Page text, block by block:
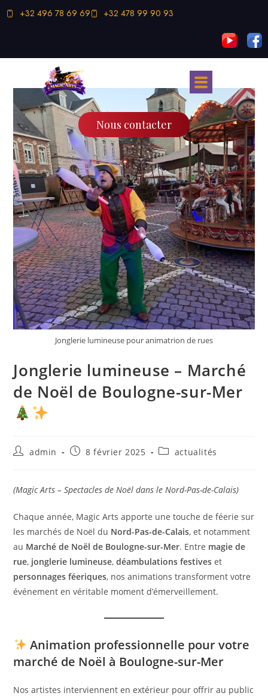
+32 496 78 69 69 +32 478 99 90 93
Nous contacter
Jonglerie lumineuse pour animatrion de rues
Jonglerie lumineuse – Marché
de Noël de Boulogne-sur-Mer
admin 8 février 2025 actualités
(Magic Arts – Spectacles de Noël dans le Nord-Pas-de-Calais)
Chaque année, Magic Arts apporte une touche de féerie sur
les marchés de Noël du Nord-Pas-de-Calais, et notamment
au Marché de Noël de Boulogne-sur-Mer. Entre magie de
rue, jonglerie lumineuse,déambulations festives et
personnages féeriques, nos animations transforment votre
événement en véritable moment d’émerveillement.
Animation professionnelle pour votre
marché de Noël à Boulogne-sur-Mer
Nos artistes interviennent en extérieur pour offrir au public